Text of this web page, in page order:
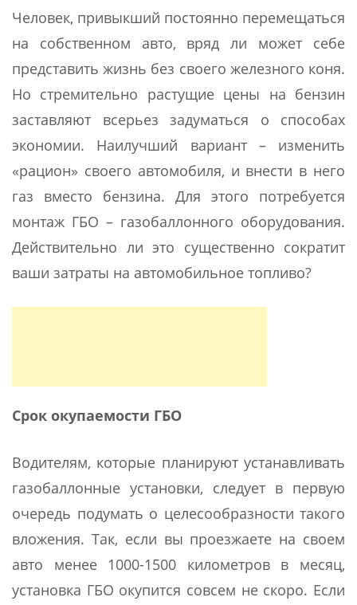
Человек, привыкший постоянно перемещаться
на собственном авто, вряд ли может себе
представить жизнь без своего железного коня.
Но стремительно растущие цены на бензин
заставляют всерьез задуматься о способах
экономии. Наилучший вариант – изменить
«рацион» своего автомобиля, и внести в него
газ вместо бензина. Для этого потребуется
монтаж ГБО – газобаллонного оборудования.
Действительно ли это существенно сократит
ваши затраты на автомобильное топливо?
Срок окупаемости ГБО
Водителям, которые планируют устанавливать
газобаллонные установки, следует в первую
очередь подумать о целесообразности такого
вложения. Так, если вы проезжаете на своем
авто менее 1000-1500 километров в месяц,
установка ГБО окупится совсем не скоро. Если